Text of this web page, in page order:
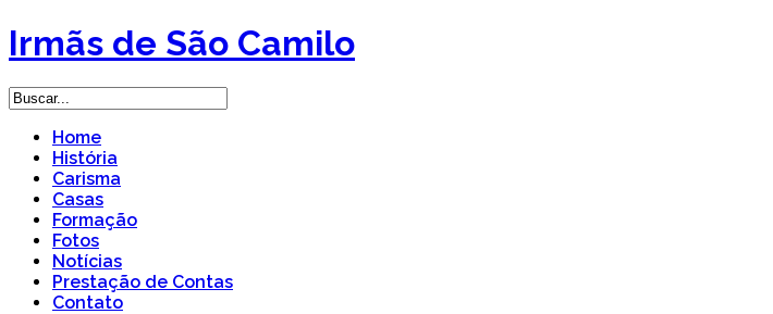
Irmãs de São Camilo
Home
História
Carisma
Casas
Formação
Fotos
Notícias
Prestação de Contas
Contato